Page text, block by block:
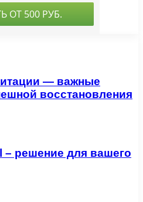
— важные
восстановления
– решение для вашего